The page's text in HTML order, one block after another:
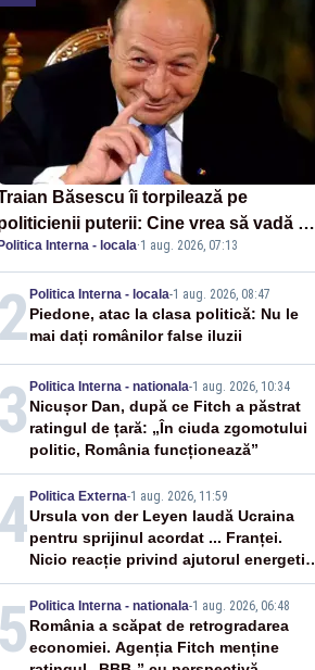
Băsescu îi torpilează pe
puterii: Cine vrea să vadă ce
să fii prost, se uită la
Interna - locala·1 aug. 2026, 07:13
Politica Interna - locala-1 aug. 2026, 08:47
Piedone, atac la clasa politică: Nu le
mai dați românilor false iluzii
3 Politica Interna - nationala-1 aug. 2026, 10:34
Nicușor Dan, după ce Fitch a păstrat
ratingul de țară: „În ciuda zgomotului
politic, România funcționează”
Politica Externa-1 aug. 2026, 11:59
Ursula von der Leyen laudă Ucraina
pentru sprijinul acordat ... Franței.
Nicio reacție privind ajutorul energetic
promis României
5 Politica Interna - nationala-1 aug. 2026, 06:48
România a scăpat de retrogradarea
economiei. Agenția Fitch menține